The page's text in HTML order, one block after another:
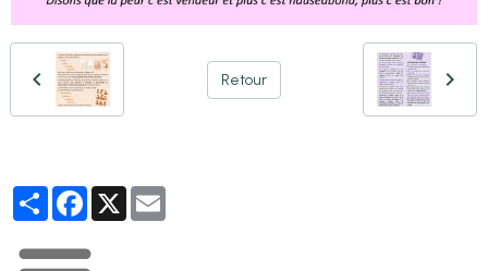
Retour
PartagerFacebook
X